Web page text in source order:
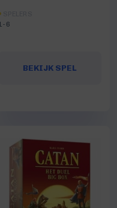
6
BEKIJK SPEL